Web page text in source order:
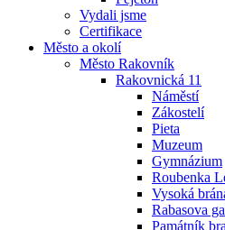
Vydali jsme
Certifikace
Město a okolí
Město Rakovník
Rakovnická 11
Náměstí
Zákostelí
Pieta
Muzeum
Gymnázium
Roubenka
Vysoká
Rabasova
Památník